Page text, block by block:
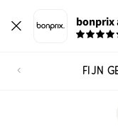
bonprix
FIJN